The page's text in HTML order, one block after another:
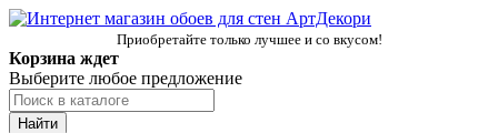
Приобретайте только лучшее и со вкусом!
Корзина ждет
Выберите любое предложение
Найти